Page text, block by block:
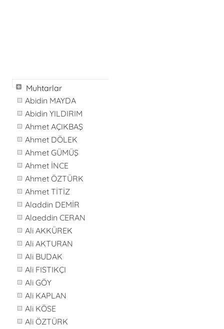
Muhtarlar
Abidin MAYDA
Abidin YILDIRIM
Ahmet AÇIKBAŞ
Ahmet DÖLEK
Ahmet GÜMÜŞ
Ahmet İNCE
Ahmet ÖZTÜRK
Ahmet TİTİZ
Aladdin DEMİR
Alaeddin CERAN
Ali AKKÜREK
Ali AKTURAN
Ali BUDAK
Ali FISTIKÇI
Ali GÖY
Ali KAPLAN
Ali KÖSE
Ali ÖZTÜRK